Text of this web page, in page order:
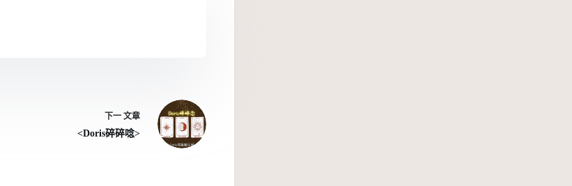
下一 文章
<Doris碎碎唸>